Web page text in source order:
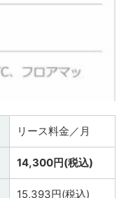
リース料金／月
14,300円(税込)
15,393円(税込)